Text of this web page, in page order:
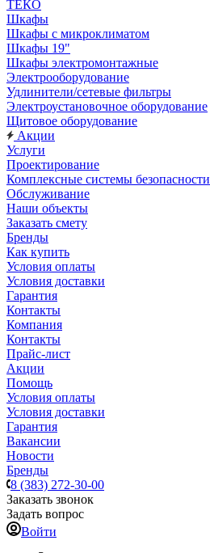
ТЕКО
Шкафы
Шкафы с микроклиматом
Шкафы 19"
Шкафы электромонтажные
Электрооборудование
Удлинители/сетевые фильтры
Электроустановочное оборудование
Щитовое оборудование
Акции
Услуги
Проектирование
Комплексные системы безопасности
Обслуживание
Наши объекты
Заказать смету
Бренды
Как купить
Условия оплаты
Условия доставки
Гарантия
Контакты
Компания
Контакты
Прайс-лист
Акции
Помощь
Условия оплаты
Условия доставки
Гарантия
Вакансии
Новости
Бренды
8 (383) 272-30-00
Заказать звонок
Задать вопрос
Войти